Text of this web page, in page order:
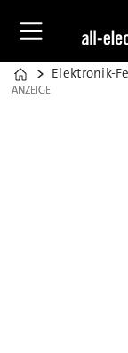
Home
Elektronik-
ANZEIGE
ANZEIGE